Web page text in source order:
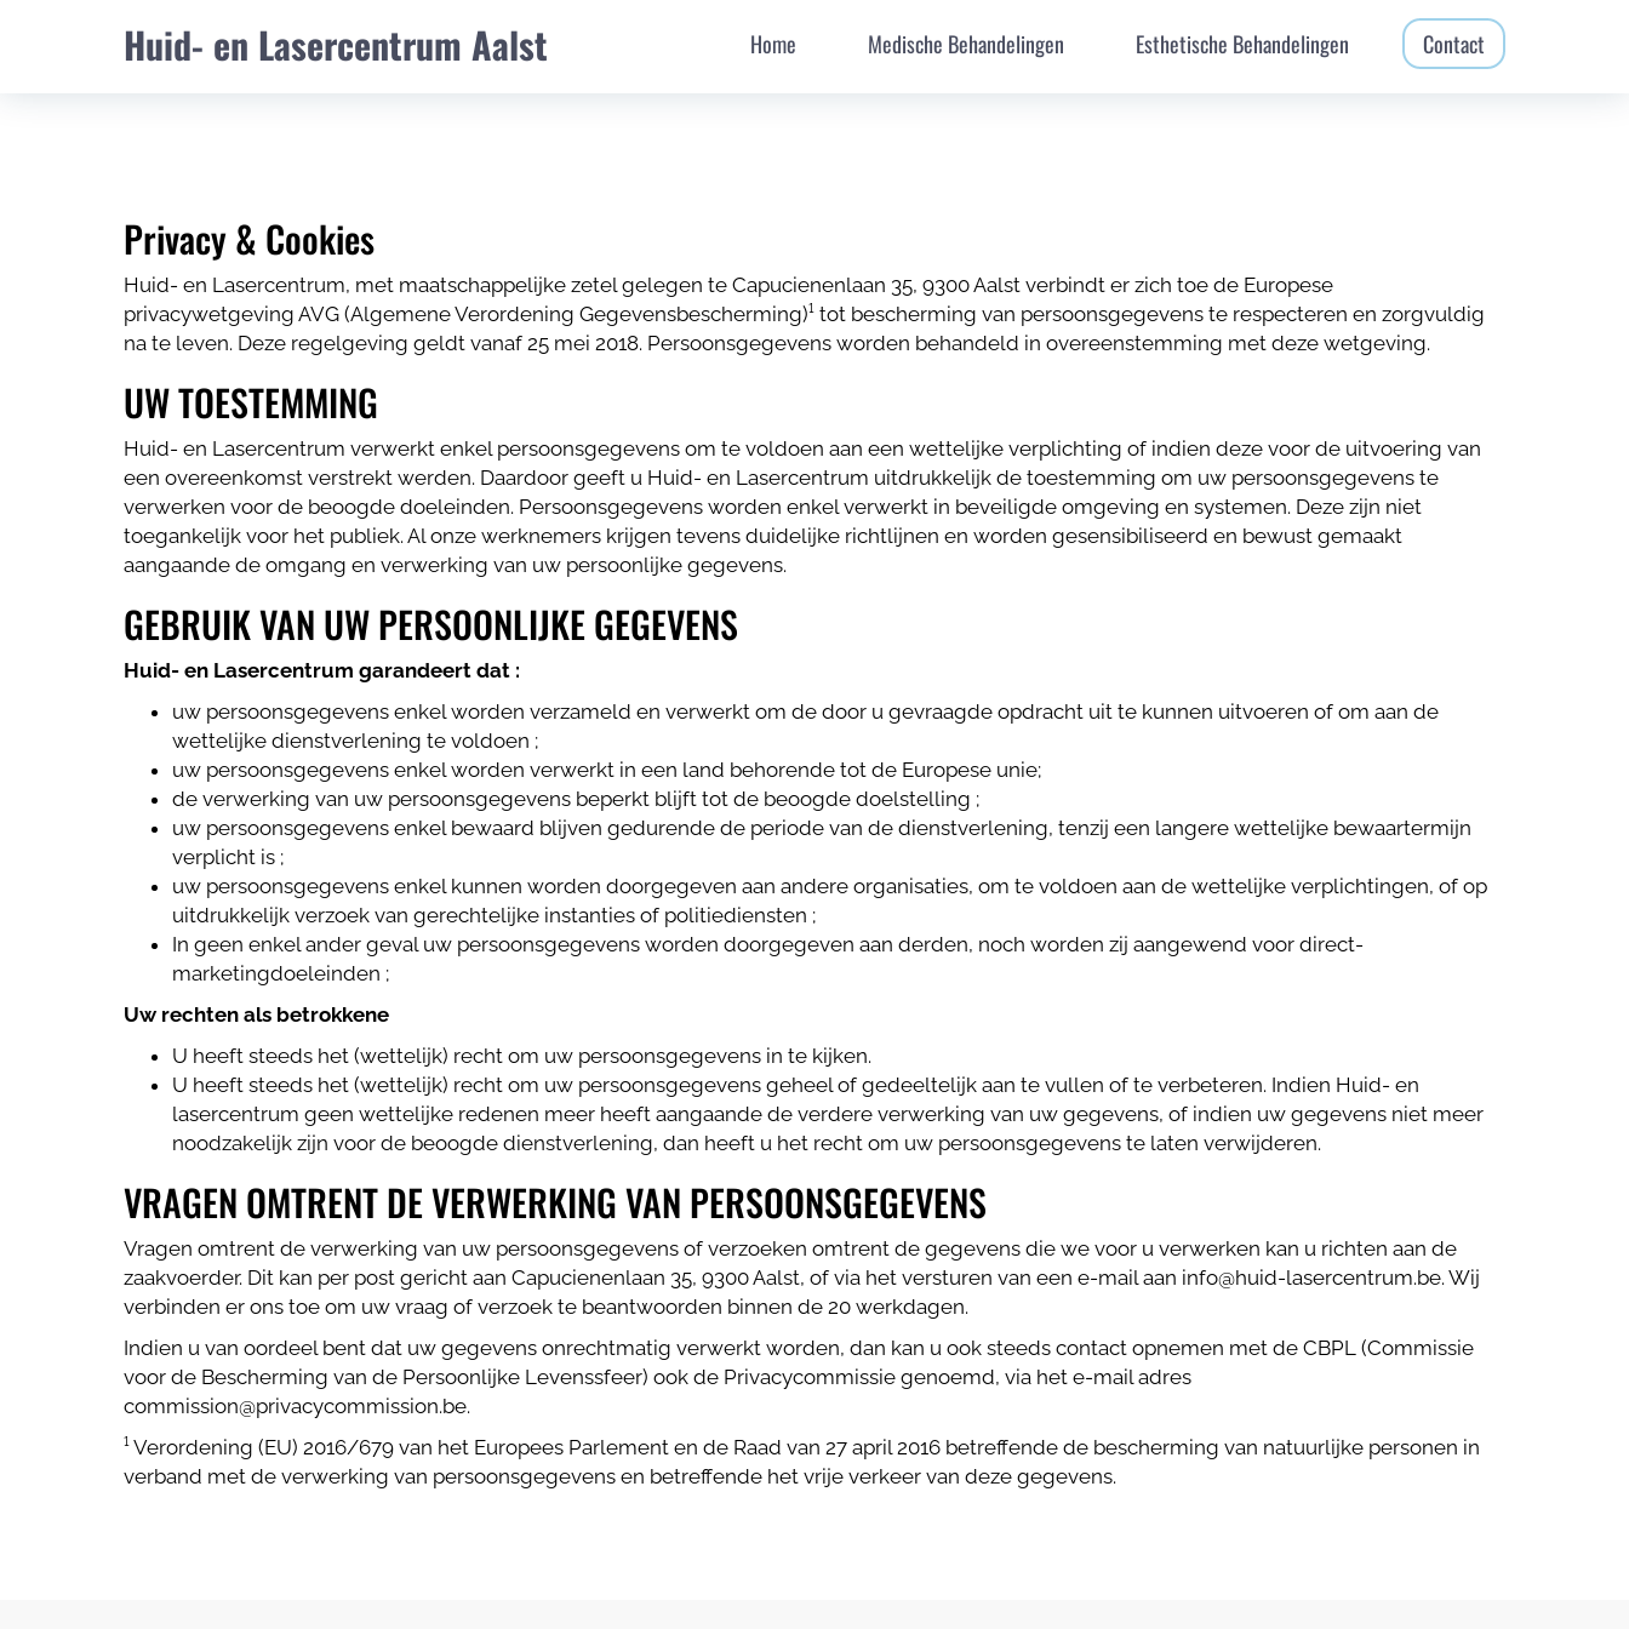
Huid- en Lasercentrum Aalst Home Medische Behandelingen Esthetische Behandelingen Contact
Privacy & Cookies
Huid- en Lasercentrum, met maatschappelijke zetel gelegen te Capucienenlaan 35, 9300 Aalst verbindt er zich toe de Europese
privacywetgeving AVG (Algemene Verordening Gegevensbescherming)¹ tot bescherming van persoonsgegevens te respecteren en zorgvuldig
na te leven. Deze regelgeving geldt vanaf 25 mei 2018. Persoonsgegevens worden behandeld in overeenstemming met deze wetgeving.
UW TOESTEMMING
Huid- en Lasercentrum verwerkt enkel persoonsgegevens om te voldoen aan een wettelijke verplichting of indien deze voor de uitvoering van
een overeenkomst verstrekt werden. Daardoor geeft u Huid- en Lasercentrum uitdrukkelijk de toestemming om uw persoonsgegevens te
verwerken voor de beoogde doeleinden. Persoonsgegevens worden enkel verwerkt in beveiligde omgeving en systemen. Deze zijn niet
toegankelijk voor het publiek. Al onze werknemers krijgen tevens duidelijke richtlijnen en worden gesensibiliseerd en bewust gemaakt
aangaande de omgang en verwerking van uw persoonlijke gegevens.
GEBRUIK VAN UW PERSOONLIJKE GEGEVENS
Huid- en Lasercentrum garandeert dat :
uw persoonsgegevens enkel worden verzameld en verwerkt om de door u gevraagde opdracht uit te kunnen uitvoeren of om aan de
wettelijke dienstverlening te voldoen ;
uw persoonsgegevens enkel worden verwerkt in een land behorende tot de Europese unie;
de verwerking van uw persoonsgegevens beperkt blijft tot de beoogde doelstelling ;
uw persoonsgegevens enkel bewaard blijven gedurende de periode van de dienstverlening, tenzij een langere wettelijke bewaartermijn
verplicht is ;
uw persoonsgegevens enkel kunnen worden doorgegeven aan andere organisaties, om te voldoen aan de wettelijke verplichtingen, of op
uitdrukkelijk verzoek van gerechtelijke instanties of politiediensten ;
In geen enkel ander geval uw persoonsgegevens worden doorgegeven aan derden, noch worden zij aangewend voor direct-
marketingdoeleinden ;
Uw rechten als betrokkene
U heeft steeds het (wettelijk) recht om uw persoonsgegevens in te kijken.
U heeft steeds het (wettelijk) recht om uw persoonsgegevens geheel of gedeeltelijk aan te vullen of te verbeteren. Indien Huid- en
lasercentrum geen wettelijke redenen meer heeft aangaande de verdere verwerking van uw gegevens, of indien uw gegevens niet meer
noodzakelijk zijn voor de beoogde dienstverlening, dan heeft u het recht om uw persoonsgegevens te laten verwijderen.
VRAGEN OMTRENT DE VERWERKING VAN PERSOONSGEGEVENS
Vragen omtrent de verwerking van uw persoonsgegevens of verzoeken omtrent de gegevens die we voor u verwerken kan u richten aan de
zaakvoerder. Dit kan per post gericht aan Capucienenlaan 35, 9300 Aalst, of via het versturen van een e-mail aan info@huid-lasercentrum.be. Wij
verbinden er ons toe om uw vraag of verzoek te beantwoorden binnen de 20 werkdagen.
Indien u van oordeel bent dat uw gegevens onrechtmatig verwerkt worden, dan kan u ook steeds contact opnemen met de CBPL (Commissie
voor de Bescherming van de Persoonlijke Levenssfeer) ook de Privacycommissie genoemd, via het e-mail adres
commission@privacycommission.be.
¹ Verordening (EU) 2016/679 van het Europees Parlement en de Raad van 27 april 2016 betreffende de bescherming van natuurlijke personen in
verband met de verwerking van persoonsgegevens en betreffende het vrije verkeer van deze gegevens.